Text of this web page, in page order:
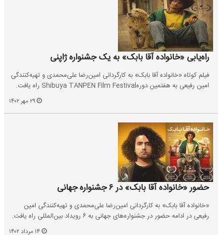
راه‌یابی «خانواده آقا بابک» به یک جشنواره ژاپنی
فیلم کوتاه «خانواده آقا بابک» به کارگردانی امین‌رضا علی‌محمدی و تهیه‌کنندگی
امین رفیعی به هفتمین دورهShibuya TANPEN Film Festival راه یافت.
حضور «خانواده آقا بابک» در ۶ جشنواره جهانی
«خانواده آقا بابک» به کارگردانی امین‌رضا علی‌محمدی و تهیه‌کنندگی امین
رفیعی در ادامه حضور در جشنواره‌های جهانی به ۶ رویداد بین‌المللی راه یافت.